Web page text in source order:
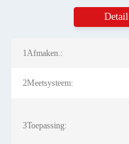
Detail
1Afmaken.:
2Meetsysteem:
3Toepassing: